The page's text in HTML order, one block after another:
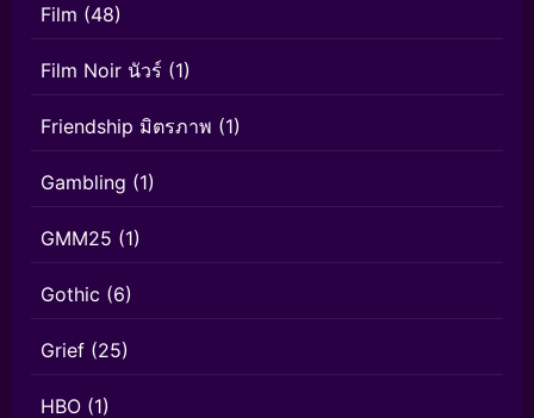
Film (48)
Film Noir นัวร์ (1)
Friendship มิตรภาพ (1)
Gambling (1)
GMM25 (1)
Gothic (6)
Grief (25)
HBO (1)